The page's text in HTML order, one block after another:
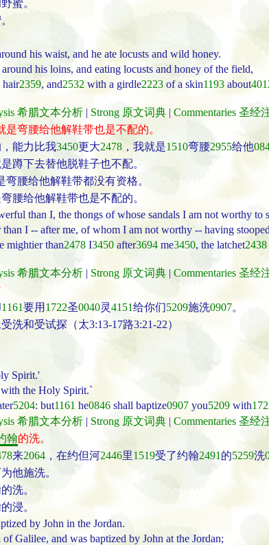
蜜。
his waist, and he ate locusts and wild honey.
his loins, and eating locusts and honey of the field,
hair2359, and2532 with a girdle2223 of a skin1193 about
希腊文本分析 | Strong 原文词典 | Commentaries 圣经
弯腰给他解鞋带也是不配的。
，能力比我3450更大2478 ，我就是1510弯腰2955给他
蹲下去替他脱鞋子也不配。
腰给他解鞋带都没有资格。
腰给他解鞋带也是不配的。
than I, the thongs of whose sandals I am not worthy to
I -- after me, of whom I am not worthy -- having
mightier than2478 I3450 after3694 me3450, the latchet2438
希腊文本分析 | Strong 原文词典 | Commentaries 圣经
1161要用 1722圣0040灵4151给你们5209施洗0907。
和受试探（太3:13-17路3:21-22）
Spirit.'
the Holy Spirit.`
5204: but1161 he0846 shall baptize0907 you5209 with
希腊文本分析 | Strong 原文词典 | Commentaries 圣经
翰的洗。
来2064 ，在约但河2446里1519受了约翰2491 的5259洗
他施洗。
洗。
浸。
by John in the Jordan.
Galilee, and was baptized by John at the Jordan;